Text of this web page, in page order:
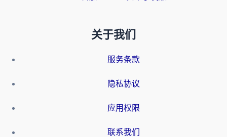
关于我们
服务条款
隐私协议
应用权限
联系我们